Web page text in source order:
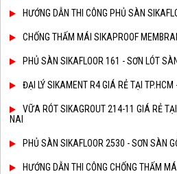
HƯỚNG DẪN THI CÔNG PHỦ SÀN
CHỐNG THẤM MÁI SIKAPROOF
PHỦ SÀN SIKAFLOOR 161 - SƠN LÓT
ĐẠI LÝ SIKAMENT R4 GIÁ RẺ TẠI
VỮA RÓT SIKAGROUT 214-11 GIÁ RẺ
NAI
PHỦ SÀN SIKAFLOOR 2530 - SƠN SÀN
HƯỚNG DẪN THI CÔNG CHỐNG THẤM